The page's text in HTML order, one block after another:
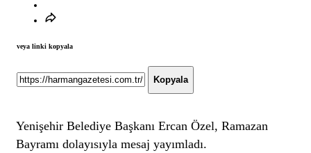
veya linki kopyala
Kopyala
Yenişehir Belediye Başkanı Ercan Özel, Ramazan
Bayramı dolayısıyla mesaj yayımladı.